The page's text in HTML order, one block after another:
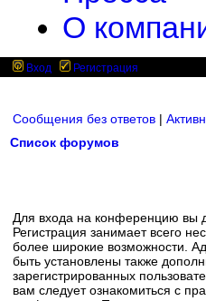
О
Вход Регистрация
Сообщения без ответов |
Список форумов
Для входа на конференцию вы
Регистрация занимает всего
более широкие возможности.
быть установлены также
зарегистрированных
вам следует ознакомиться с